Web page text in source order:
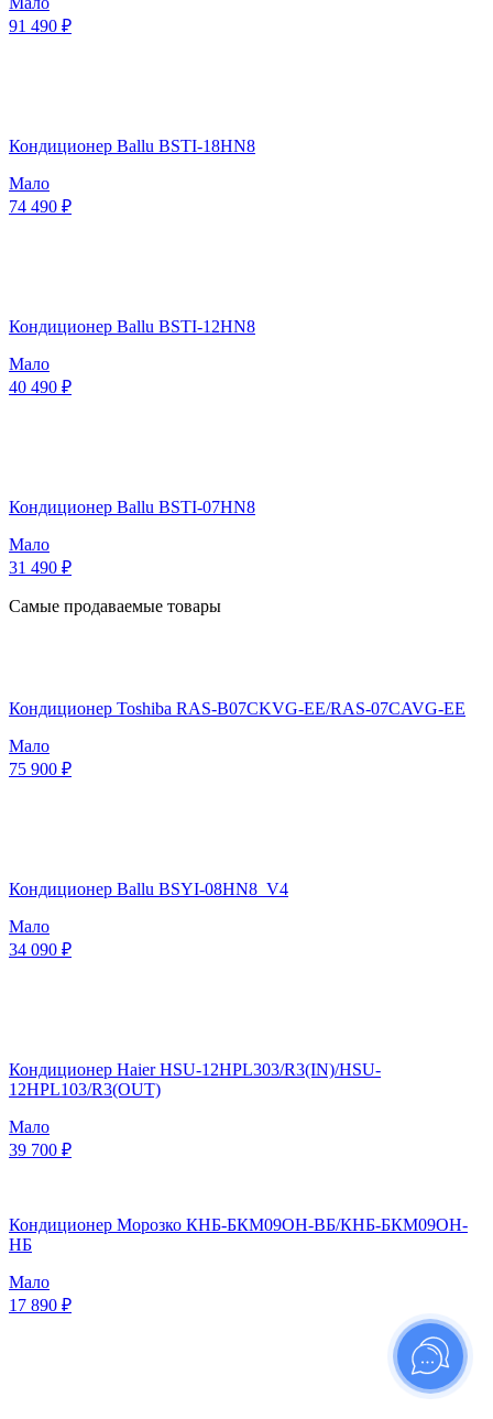
91 490 ₽
Кондиционер Ballu BSTI-18HN8
Мало
74 490 ₽
Кондиционер Ballu BSTI-12HN8
Мало
40 490 ₽
Кондиционер Ballu BSTI-07HN8
Мало
31 490 ₽
Самые продаваемые товары
Кондиционер Toshiba RAS-B07CKVG-EE/RAS-07CAVG-EE
Мало
75 900 ₽
Кондиционер Ballu BSYI-08HN8_V4
Мало
34 090 ₽
Кондиционер Haier HSU-12HPL303/R3(IN)/HSU-
12HPL103/R3(OUT)
Мало
39 700 ₽
Кондиционер Морозко КНБ-БКМ09ОН-ВБ/КНБ-БКМ09ОН-
НБ
Мало
17 890 ₽